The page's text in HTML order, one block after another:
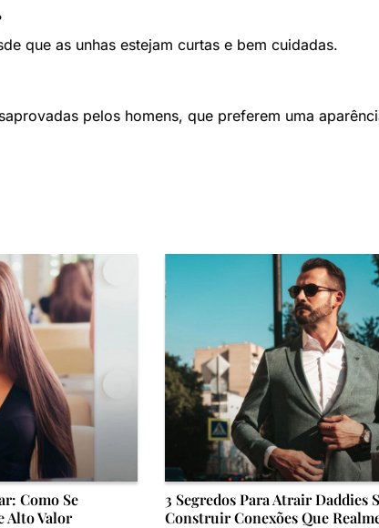
que as unhas estejam curtas e bem cuidadas.
pelos homens, que preferem uma
Como Se
Alto Valor
3 Segredos Para Atrair Daddies
Construir Conexões Que